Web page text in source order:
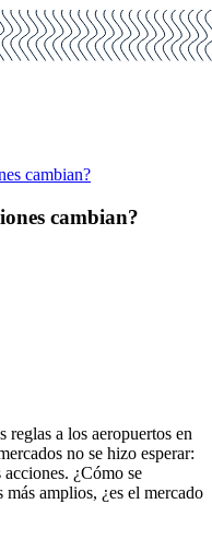
cambian?
cambian?
reglas a los aeropuertos en
no se hizo esperar:
¿Cómo se
más amplios, ¿es el mercado